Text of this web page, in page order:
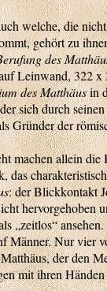
welche, die
gehört zu
des
Leinwand, 322 x
des Matthäusin
sich durch seinen
Gründer der
machen allein die
das
: der Blickkontakt
hervorgehoben
„zeitlos“
Männer. Nur vier
der den
mit ihren